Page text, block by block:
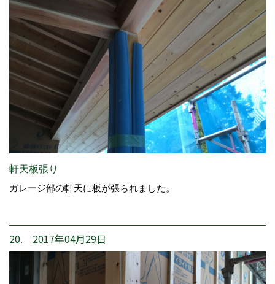
軒天板張り
ガレージ部の軒天に板が張られました。
20. 2017年04月29日